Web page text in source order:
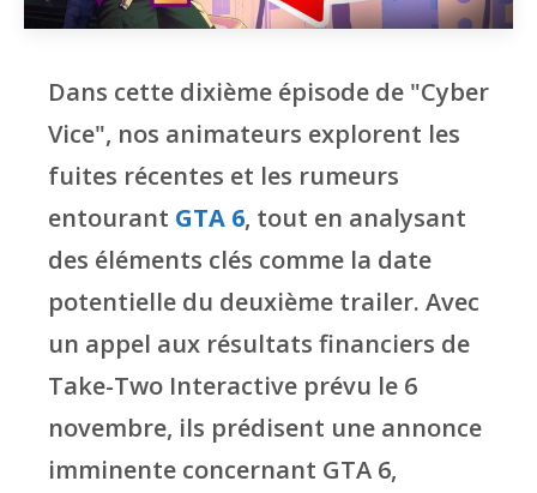
Dans cette dixième épisode de "Cyber
Vice", nos animateurs explorent les
fuites récentes et les rumeurs
entourant GTA 6, tout en analysant
des éléments clés comme la date
potentielle du deuxième trailer. Avec
un appel aux résultats financiers de
Take-Two Interactive prévu le 6
novembre, ils prédisent une annonce
imminente concernant GTA 6,